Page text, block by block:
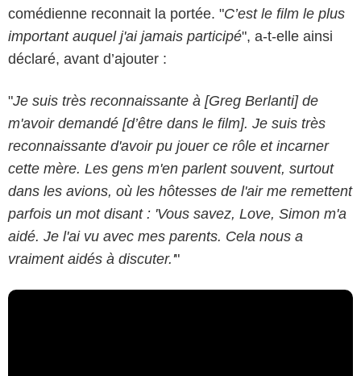
comédienne reconnait la portée. "C’est le film le plus
important auquel j'ai jamais participé", a-t-elle ainsi
déclaré, avant d’ajouter :
"Je suis très reconnaissante à [Greg Berlanti] de
m'avoir demandé [d’être dans le film]. Je suis très
reconnaissante d'avoir pu jouer ce rôle et incarner
cette mère. Les gens m'en parlent souvent, surtout
dans les avions, où les hôtesses de l'air me remettent
parfois un mot disant : 'Vous savez, Love, Simon m'a
aidé. Je l'ai vu avec mes parents. Cela nous a
vraiment aidés à discuter.'"